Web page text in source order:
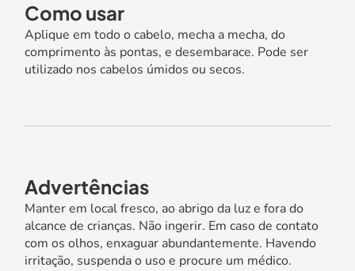
Como usar
Aplique em todo o cabelo, mecha a mecha, do
comprimento às pontas, e desembarace. Pode ser
utilizado nos cabelos úmidos ou secos.
Advertências
Manter em local fresco, ao abrigo da luz e fora do
alcance de crianças. Não ingerir. Em caso de contato
com os olhos, enxaguar abundantemente. Havendo
irritação, suspenda o uso e procure um médico.